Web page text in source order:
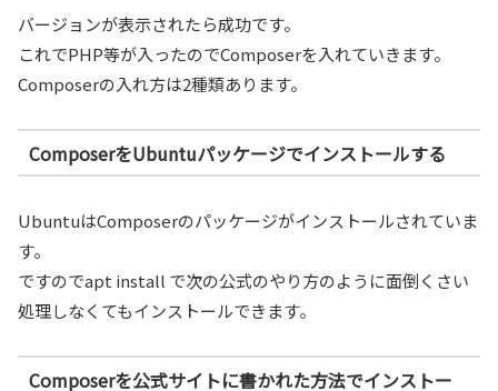
バージョンが表示されたら成功です。
これでPHP等が入ったのでComposerを入れていきます。
Composerの入れ方は2種類あります。
ComposerをUbuntuパッケージでインストールする
UbuntuはComposerのパッケージがインストールされていま
す。
ですのでapt install で次の公式のやり方のように面倒くさい
処理しなくてもインストールできます。
Composerを公式サイトに書かれた方法でインストー